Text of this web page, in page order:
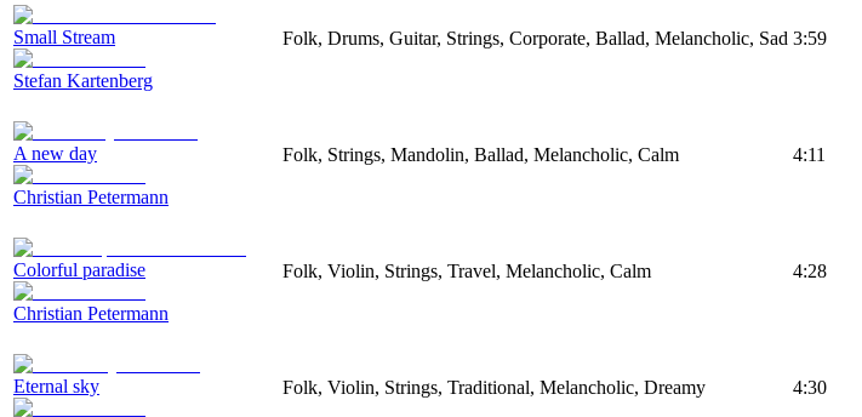
Small Stream
Stefan Kartenberg
Folk, Drums, Guitar, Strings, Corporate, Ballad, Melancholic, Sad 3:59
A new day
Christian Petermann
Folk, Strings, Mandolin, Ballad, Melancholic, Calm 4:11
Colorful paradise
Christian Petermann
Folk, Violin, Strings, Travel, Melancholic, Calm 4:28
Eternal sky Folk, Violin, Strings, Traditional, Melancholic, Dreamy 4:30